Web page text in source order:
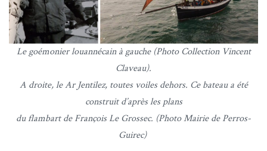
Le goémonier louannécain à gauche (Photo Collection Vincent
Claveau).
A droite, le Ar Jentilez, toutes voiles dehors. Ce bateau a été
construit d’après les plans
du flambart de François Le Grossec. (Photo Mairie de Perros-
Guirec)